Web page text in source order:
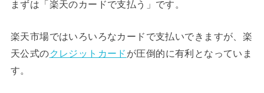
まずは「楽天のカードで支払う」です。
楽天市場ではいろいろなカードで支払いできますが、楽
天公式のクレジットカード が圧倒的に有利となっていま
す。